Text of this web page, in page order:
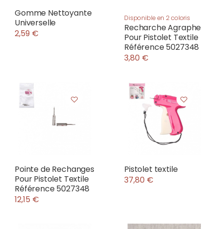
Gomme Nettoyante
Universelle
2,59 €
Disponible en 2 coloris
Recharche Agraphe
Pour Pistolet Textile
Référence 5027348
3,80 €
Pointe de Rechanges
Pour Pistolet Textile
Référence 5027348
12,15 €
Pistolet textile
37,80 €